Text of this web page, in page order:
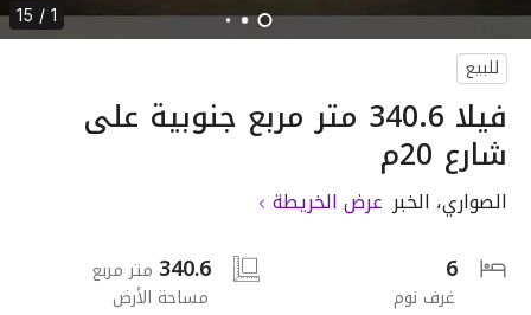
1 / 15
للبيع
فيلا 340.6 متر مربع جنوبية على
شارع 20م
الصواري، الخبر عرض الخريطة
6
غرف نوم
340.6 متر مربع
مساحة الأرض